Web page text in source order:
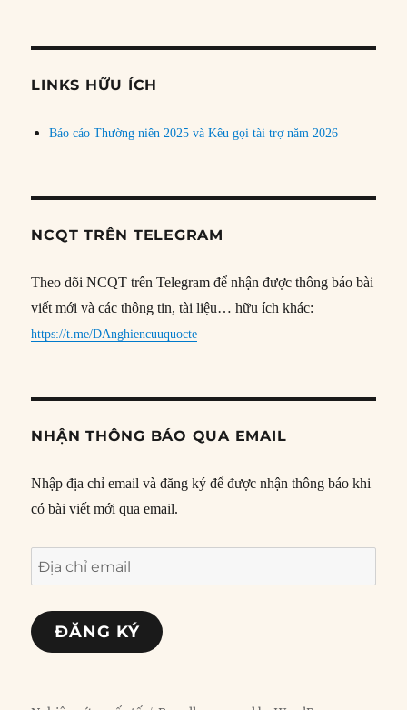
đề
LINKS HỮU ÍCH
Báo cáo Thường niên 2025 và Kêu gọi tài trợ năm 2026
NCQT TRÊN TELEGRAM
Theo dõi NCQT trên Telegram để nhận được thông báo bài
viết mới và các thông tin, tài liệu… hữu ích khác:
https://t.me/DAnghiencuuquocte
NHẬN THÔNG BÁO QUA EMAIL
Nhập địa chỉ email và đăng ký để được nhận thông báo khi
có bài viết mới qua email.
Địa
chỉ
email
ĐĂNG KÝ